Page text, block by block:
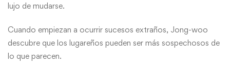
lujo de mudarse.
Cuando empiezan a ocurrir sucesos extraños, Jong-woo
descubre que los lugareños pueden ser más sospechosos de
lo que parecen.